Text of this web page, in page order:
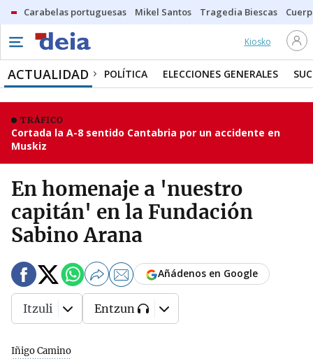
Carabelas portuguesas Mikel Santos Tragedia Biescas
Kiosko
ACTUALIDAD POLÍTICA ELECCIONES GENERALES
TRÁFICO
Cortada la A-8 sentido Cantabria por un accidente en
Muskiz
En homenaje a 'nuestro
capitán' en la Fundación
Sabino Arana
Iñigo Camino
Añádenos en Google
Itzuli Entzun